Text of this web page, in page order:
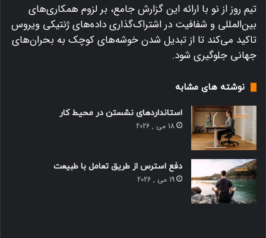
تیم روز از نو با ارائه این گزارش جامع، بر لزوم همکاری‌های
بین‌المللی و شفافیت در اشتراک‌گذاری داده‌های ژنتیکی ویروس
تاکید می‌کند تا از تبدیل شدن خوشه‌های کوچک به بحران‌های
جهانی جلوگیری شود.
نوشته های مشابه
استانداردهای نشستن در محیط کار
18 می , 2026
دفع استرس از طریق تعامل با طبیعت
19 می , 2026